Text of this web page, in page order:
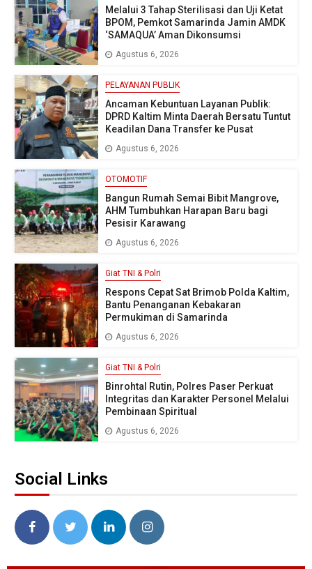
Melalui 3 Tahap Sterilisasi dan Uji Ketat
BPOM, Pemkot Samarinda Jamin AMDK
‘SAMAQUA’ Aman Dikonsumsi
Agustus 6, 2026
PELAYANAN PUBLIK
Ancaman Kebuntuan Layanan Publik:
DPRD Kaltim Minta Daerah Bersatu Tuntut
Keadilan Dana Transfer ke Pusat
Agustus 6, 2026
OTOMOTIF
Bangun Rumah Semai Bibit Mangrove,
AHM Tumbuhkan Harapan Baru bagi
Pesisir Karawang
Agustus 6, 2026
Giat TNI & Polri
Respons Cepat Sat Brimob Polda Kaltim,
Bantu Penanganan Kebakaran
Permukiman di Samarinda
Agustus 6, 2026
Giat TNI & Polri
Binrohtal Rutin, Polres Paser Perkuat
Integritas dan Karakter Personel Melalui
Pembinaan Spiritual
Agustus 6, 2026
Social Links